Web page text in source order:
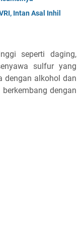
Intan Asal Inhil
seperti daging,
sulfur yang
dengan alkohol dan
dengan